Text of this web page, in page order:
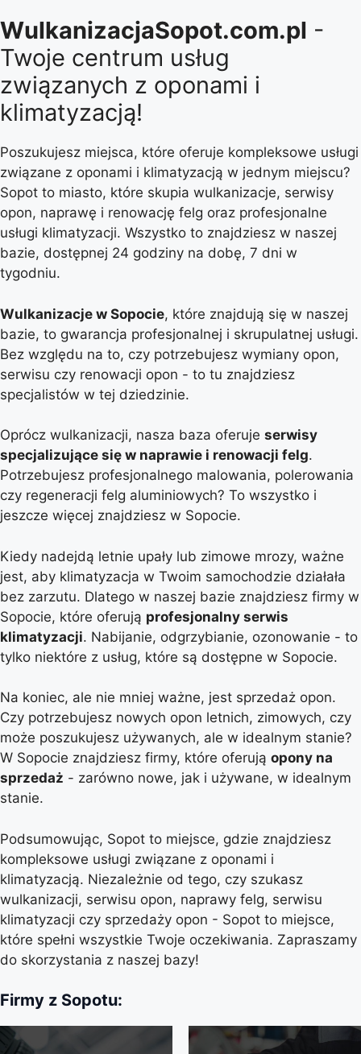
WulkanizacjaSopot.com.pl -
Twoje centrum usług
związanych z oponami i
klimatyzacją!
Poszukujesz miejsca, które oferuje kompleksowe usługi
związane z oponami i klimatyzacją w jednym miejscu?
Sopot to miasto, które skupia wulkanizacje, serwisy
opon, naprawę i renowację felg oraz profesjonalne
usługi klimatyzacji. Wszystko to znajdziesz w naszej
bazie, dostępnej 24 godziny na dobę, 7 dni w
tygodniu.
Wulkanizacje w Sopocie, które znajdują się w naszej
bazie, to gwarancja profesjonalnej i skrupulatnej usługi.
Bez względu na to, czy potrzebujesz wymiany opon,
serwisu czy renowacji opon - to tu znajdziesz
specjalistów w tej dziedzinie.
Oprócz wulkanizacji, nasza baza oferuje serwisy
specjalizujące się w naprawie i renowacji felg.
Potrzebujesz profesjonalnego malowania, polerowania
czy regeneracji felg aluminiowych? To wszystko i
jeszcze więcej znajdziesz w Sopocie.
Kiedy nadejdą letnie upały lub zimowe mrozy, ważne
jest, aby klimatyzacja w Twoim samochodzie działała
bez zarzutu. Dlatego w naszej bazie znajdziesz firmy w
Sopocie, które oferują profesjonalny serwis
klimatyzacji. Nabijanie, odgrzybianie, ozonowanie - to
tylko niektóre z usług, które są dostępne w Sopocie.
Na koniec, ale nie mniej ważne, jest sprzedaż opon.
Czy potrzebujesz nowych opon letnich, zimowych, czy
może poszukujesz używanych, ale w idealnym stanie?
W Sopocie znajdziesz firmy, które oferują opony na
sprzedaż - zarówno nowe, jak i używane, w idealnym
stanie.
Podsumowując, Sopot to miejsce, gdzie znajdziesz
kompleksowe usługi związane z oponami i
klimatyzacją. Niezależnie od tego, czy szukasz
wulkanizacji, serwisu opon, naprawy felg, serwisu
klimatyzacji czy sprzedaży opon - Sopot to miejsce,
które spełni wszystkie Twoje oczekiwania. Zapraszamy
do skorzystania z naszej bazy!
Firmy z Sopotu: